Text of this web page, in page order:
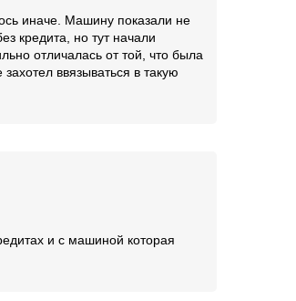
иначе. Машину показали не
кредита, но тут начали
отличалась от той, что была
ввязываться в такую
и с машиной которая